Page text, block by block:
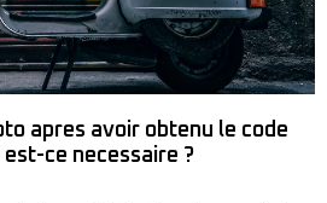
apres avoir obtenu le code
ce necessaire ?